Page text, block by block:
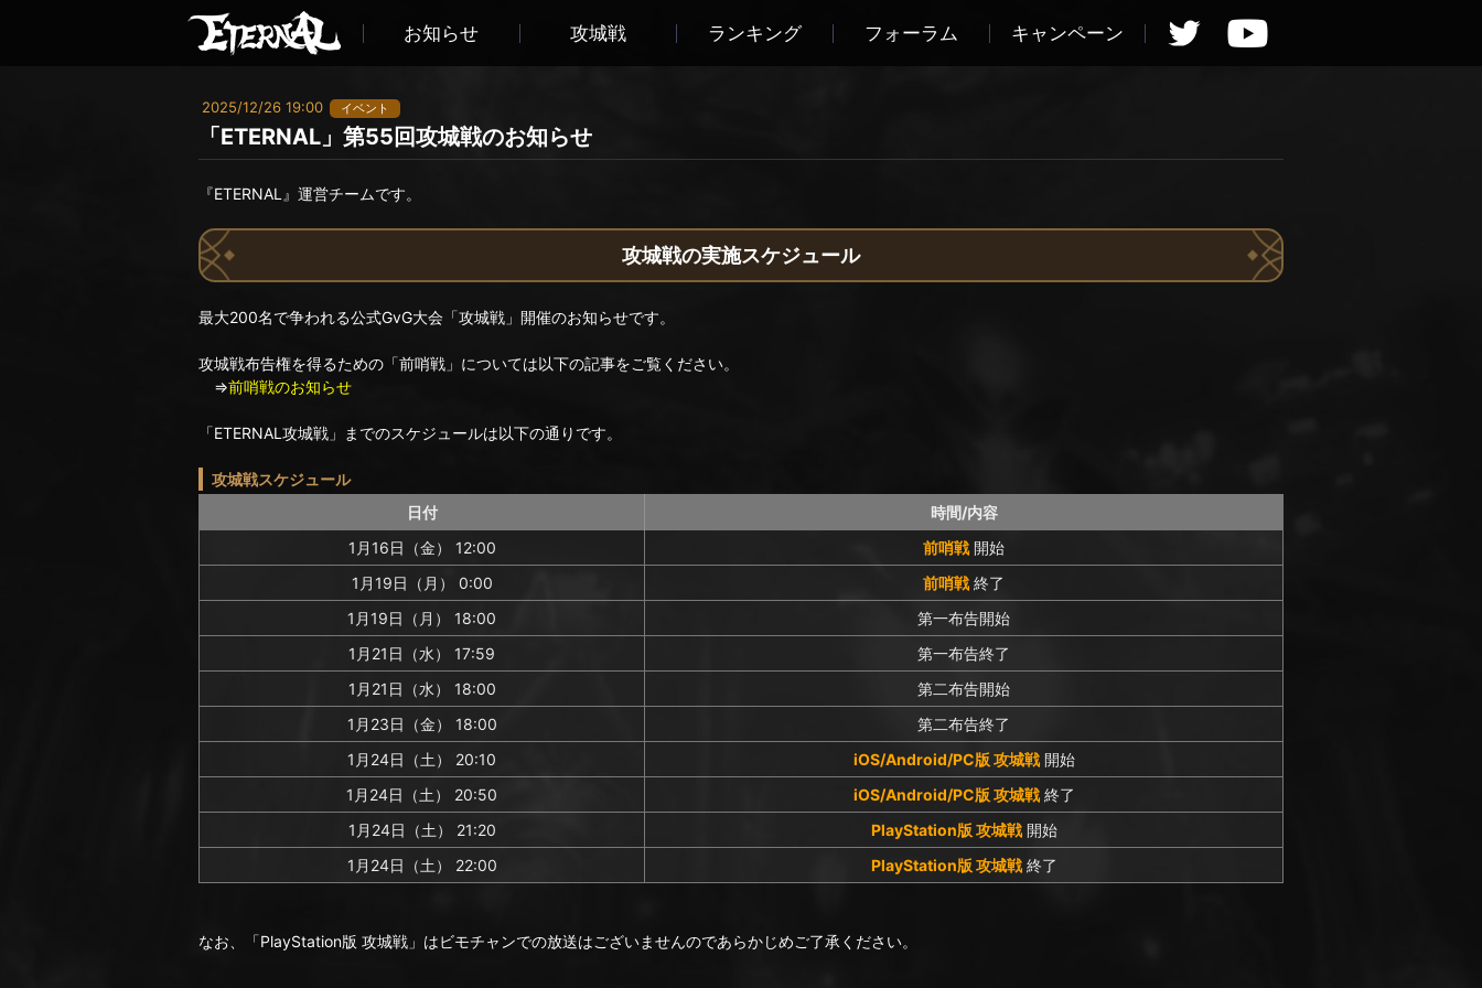
お知らせ 攻城戦 ランキング フォーラム キャンペーン
2025/12/26 19:00 イベント
「ETERNAL」第55回攻城戦のお知らせ
『ETERNAL』運営チームです。
攻城戦の実施スケジュール
最大200名で争われる公式GvG大会「攻城戦」開催のお知らせです。
攻城戦布告権を得るための「前哨戦」については以下の記事をご覧ください。
⇒前哨戦のお知らせ
「ETERNAL攻城戦」までのスケジュールは以下の通りです。
攻城戦スケジュール
日付
時間/内容
1月16日（金） 12:00
前哨戦 開始
1月19日（月） 0:00
前哨戦 終了
1月19日（月） 18:00
第一布告開始
1月21日（水） 17:59
第一布告終了
1月21日（水） 18:00
第二布告開始
1月23日（金） 18:00
第二布告終了
1月24日（土） 20:10
iOS/Android/PC版 攻城戦開始
1月24日（土） 20:50
iOS/Android/PC版 攻城戦終了
1月24日（土） 21:20
PlayStation版 攻城戦開始
1月24日（土） 22:00
PlayStation版 攻城戦終了
なお、「PlayStation版 攻城戦」はビモチャンでの放送はございませんのであらかじめご了承ください。